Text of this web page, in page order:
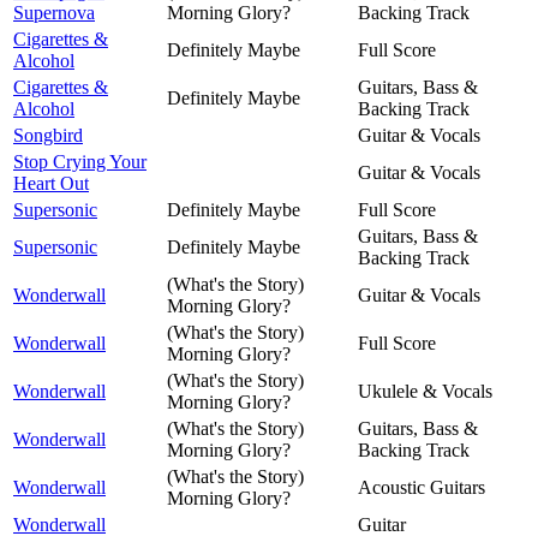
Supernova
Morning Glory?
Backing Track
Cigarettes &
Alcohol
Definitely Maybe
Full Score
Cigarettes &
Alcohol
Definitely Maybe
Guitars, Bass &
Backing Track
Songbird
Guitar & Vocals
Stop Crying Your
Heart Out
Guitar & Vocals
Supersonic
Definitely Maybe
Full Score
Supersonic
Definitely Maybe
Guitars, Bass &
Backing Track
Wonderwall
(What's the Story)
Morning Glory?
Guitar & Vocals
Wonderwall
(What's the Story)
Morning Glory?
Full Score
Wonderwall
(What's the Story)
Morning Glory?
Ukulele & Vocals
Wonderwall
(What's the Story)
Morning Glory?
Guitars, Bass &
Backing Track
Wonderwall
(What's the Story)
Morning Glory?
Acoustic Guitars
Wonderwall
Guitar